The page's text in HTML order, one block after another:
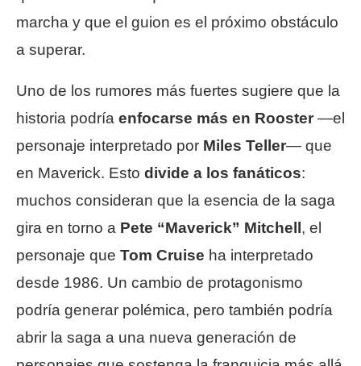
marcha y que el guion es el próximo obstáculo
a superar.
Uno de los rumores más fuertes sugiere que la
historia podría enfocarse más en Rooster —el
personaje interpretado por Miles Teller— que
en Maverick. Esto divide a los fanáticos:
muchos consideran que la esencia de la saga
gira en torno a Pete “Maverick” Mitchell , el
personaje que Tom Cruise ha interpretado
desde 1986. Un cambio de protagonismo
podría generar polémica, pero también podría
abrir la saga a una nueva generación de